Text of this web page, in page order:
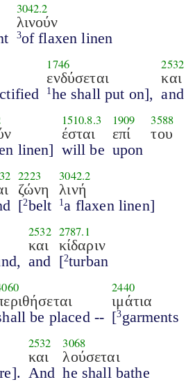
3042.2
λινούν
3of flaxen linen
1746
ενδύσεται
1 he shall put on],
2532
και
and
linen]
1510.8.3
έσται
will be
1909
επί
upon
3588
του
2223
ζώνη
[2belt
3042.2
λινή
1 a flaxen linen]
2532
και
and
2787.1
κίδαριν
[2turban
be placed --
2440
ιμάτια
[3garments
2532
και
And
3068
λούσεται
he shall bathe